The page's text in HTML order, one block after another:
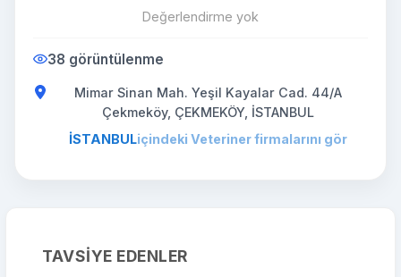
Değerlendirme yok
38 görüntülenme
Mimar Sinan Mah. Yeşil Kayalar Cad. 44/A
Çekmeköy, ÇEKMEKÖY, İSTANBUL
İSTANBULiçindeki Veteriner firmalarını gör
TAVSIYE EDENLER